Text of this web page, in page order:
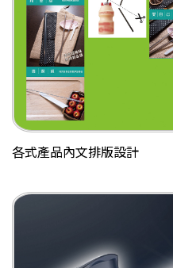
各式產品內文排版設計